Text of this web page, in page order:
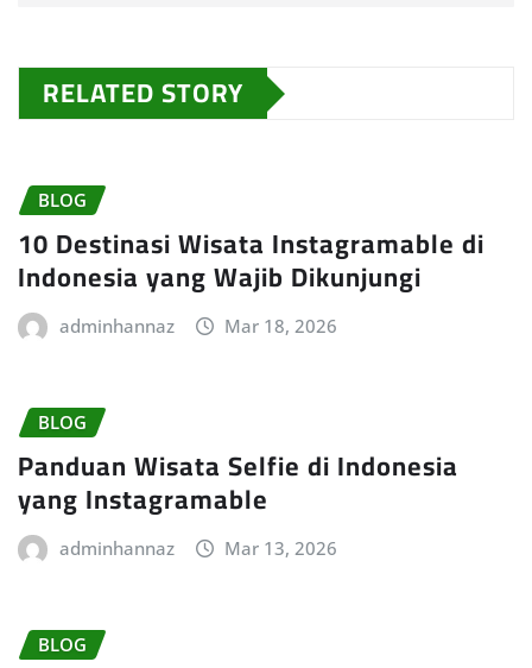
RELATED STORY
BLOG
10 Destinasi Wisata Instagramable di
Indonesia yang Wajib Dikunjungi
adminhannaz Mar 18, 2026
BLOG
Panduan Wisata Selfie di Indonesia
yang Instagramable
adminhannaz Mar 13, 2026
BLOG